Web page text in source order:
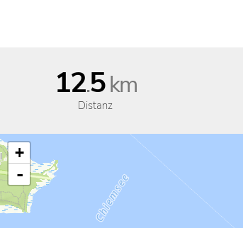
12.5km
Distanz
+
-